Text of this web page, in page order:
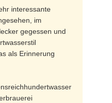
interessante
im
gegessen und
als Erinnerung